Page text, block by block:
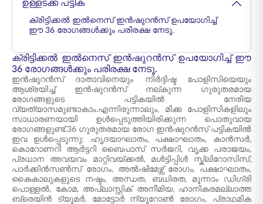
ഉള്ളടക്ക പട്ടിക
ക്രിട്ടിക്കൽ ഇൽനെസ് ഇൻഷുറൻസ് ഉപയോഗിച്ച്
ഈ 36 രോഗങ്ങൾക്കും പരിരക്ഷ നേടൂ.
ക്രിട്ടിക്കൽ ഇൽനെസ് ഇൻഷുറൻസ് ഉപയോഗിച്ച് ഈ
36 രോഗങ്ങൾക്കും പരിരക്ഷ നേടൂ.
ഇൻഷുറൻസ് ദാതാവിനെയും നിർദ്ദിഷ്ട പോളിസിയെയും
ആശ്രയിച്ച് ഇൻഷുറൻസ് നല്കുന്ന ഗുരുതരമായ
രോഗങ്ങളുടെ പട്ടികയിൽ നേരിയ
വ്യത്യാസമുണ്ടാകാം.എന്നിരുന്നാലും, മിക്ക പോളിസികളിലും
സാധാരണയായി ഉൾപ്പെടുത്തിയിരിക്കുന്ന പൊതുവായ
രോഗങ്ങളുണ്ട്.36 ഗുരുതരമായ രോഗ ഇൻഷുറൻസ് പട്ടികയിൽ
ഇവ ഉൾപ്പെടുന്നു: ഹൃദയാഘാതം, പക്ഷാഘാതം, കാൻസർ,
കൊറോണറി ആർട്ടറി ബൈപാസ് സർജറി, വൃക്ക പരാജയം,
പ്രധാന അവയവം മാറ്റിവയ്ക്കൽ, മൾട്ടിപ്പിൾ സ്ക്ലിറോസിസ്,
പാർക്കിൻസൺസ് രോഗം, അൽഷിമേഴ്സ് രോഗം, പക്ഷാഘാതം,
കൈകാലുകളുടെ നഷ്ടം, അന്ധത, ബധിരത, മൂന്നാം ഡിഗ്രി
പൊള്ളൽ, കോമ, അപ്ലാസ്റ്റിക് അനീമിയ, ഹാനികരമല്ലാത്ത
ബ്രെയിൻ ട്യൂമർ, മോട്ടോർ ന്യൂറോൺ രോഗം, പ്രാഥമിക